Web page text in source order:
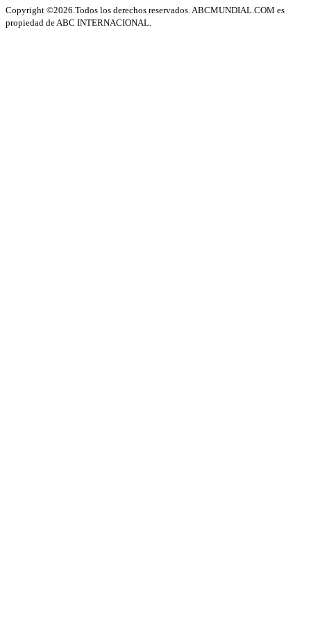
Copyright ©2026.Todos los derechos reservados. ABCMUNDIAL.COM es
propiedad de ABC INTERNACIONAL.